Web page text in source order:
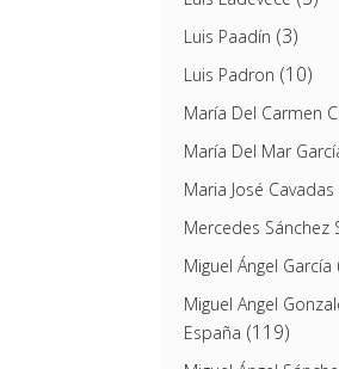
Luis Paadín (3)
Luis Padron (10)
María Del Carmen
María Del Mar
Maria José Cavadas
Mercedes Sánchez
Miguel Ángel García
Miguel Angel
España (119)